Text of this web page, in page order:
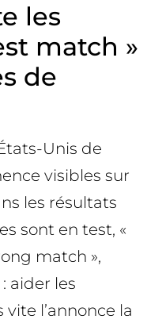
les
match »
de
Unis de
visibles sur
les résultats
sont en test, «
match »,
aider les
l’annonce la